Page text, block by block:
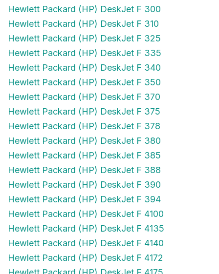
Hewlett Packard (HP) DeskJet F 300
Hewlett Packard (HP) DeskJet F 310
Hewlett Packard (HP) DeskJet F 325
Hewlett Packard (HP) DeskJet F 335
Hewlett Packard (HP) DeskJet F 340
Hewlett Packard (HP) DeskJet F 350
Hewlett Packard (HP) DeskJet F 370
Hewlett Packard (HP) DeskJet F 375
Hewlett Packard (HP) DeskJet F 378
Hewlett Packard (HP) DeskJet F 380
Hewlett Packard (HP) DeskJet F 385
Hewlett Packard (HP) DeskJet F 388
Hewlett Packard (HP) DeskJet F 390
Hewlett Packard (HP) DeskJet F 394
Hewlett Packard (HP) DeskJet F 4100
Hewlett Packard (HP) DeskJet F 4135
Hewlett Packard (HP) DeskJet F 4140
Hewlett Packard (HP) DeskJet F 4172